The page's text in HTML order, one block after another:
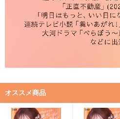
オススメ商品